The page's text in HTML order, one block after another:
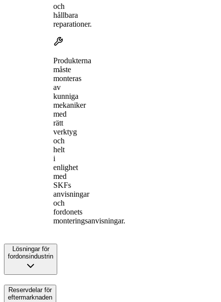
och
hållbara
reparationer.
Produkterna
måste
monteras
av
kunniga
mekaniker
med
rätt
verktyg
och
helt
i
enlighet
med
SKFs
anvisningar
och
fordonets
monteringsanvisningar.
Lösningar för
fordonsindustrin
Reservdelar för
eftermarknaden